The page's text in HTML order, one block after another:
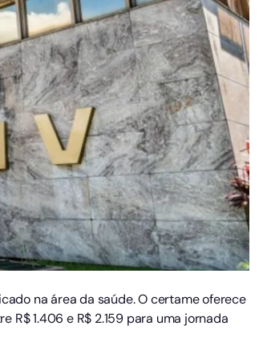
na área da saúde. O certame oferece
1.406 e R$ 2.159 para uma jornada